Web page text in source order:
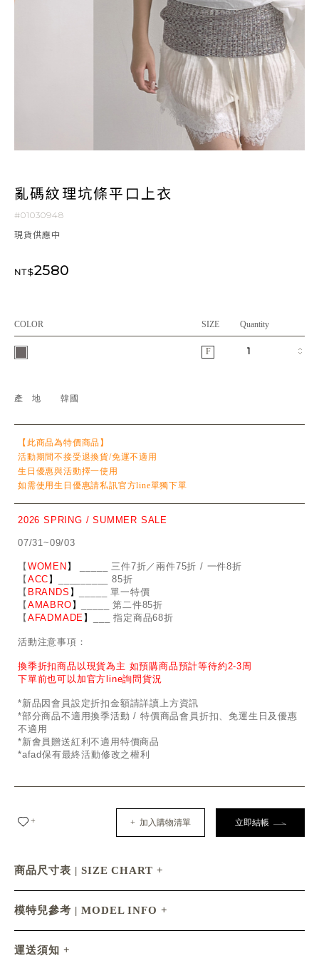
亂碼紋理坑條平口上衣
#01030948
現貨供應中
NT$2580
COLOR SIZE Quantity
F
產地韓國
【此商品為特價商品】
活動期間不接受退換貨/免運不適用
生日優惠與活動擇一使用
如需使用生日優惠請私訊官方line單獨下單
2026 SPRING / SUMMER SALE
07/31~09/03
【 WOMEN 】
___ 三件7折／兩件75折 / 一件8折
【 ACC 】
____ 85折
【 BRANDS 】
_ 單一特價
【 AMABRO 】
_ 第二件85折
【 AFADMADE 】 ___ 指定商品68折
活動注意事項：
換季折扣商品以現貨為主 如預購商品預計等待約2-3周
下單前也可以加官方line詢問貨況
*新品因會員設定折扣金額請詳讀上方資訊
*部分商品不適用換季活動 / 特價商品會員折扣、免運生日及優惠
不適用
*新會員贈送紅利不適用特價商品
*afad保有最終活動修改之權利
+ + 加入購物清單 立即結帳
商品尺寸表 | SIZE CHART
模特兒參考 | MODEL INFO
運送須知